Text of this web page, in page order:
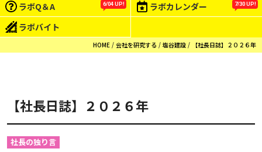
ラボQ＆A 6/04 UP! ラボカレンダー 7/30 UP!
ラボバイト
HOME 会社を研究する 塩谷建設 【社長日誌】２０２６年
【社長日誌】２０２６年
社長の独り言